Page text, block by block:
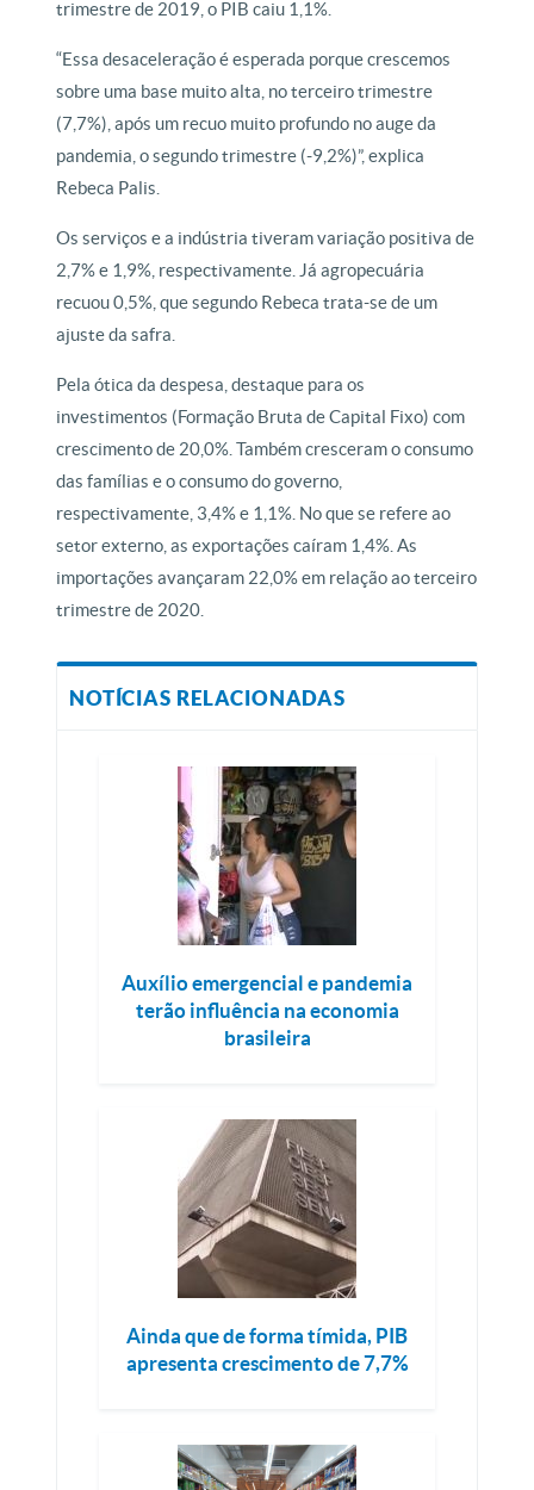
trimestre de 2019, o PIB caiu 1,1%.
“Essa desaceleração é esperada porque crescemos
sobre uma base muito alta, no terceiro trimestre
(7,7%), após um recuo muito profundo no auge da
pandemia, o segundo trimestre (-9,2%)”, explica
Rebeca Palis.
Os serviços e a indústria tiveram variação positiva de
2,7% e 1,9%, respectivamente. Já agropecuária
recuou 0,5%, que segundo Rebeca trata-se de um
ajuste da safra.
Pela ótica da despesa, destaque para os
investimentos (Formação Bruta de Capital Fixo) com
crescimento de 20,0%. Também cresceram o consumo
das famílias e o consumo do governo,
respectivamente, 3,4% e 1,1%. No que se refere ao
setor externo, as exportações caíram 1,4%. As
importações avançaram 22,0% em relação ao terceiro
trimestre de 2020.
NOTÍCIAS RELACIONADAS
Auxílio emergencial e pandemia
terão influência na economia
brasileira
Ainda que de forma tímida, PIB
apresenta crescimento de 7,7%